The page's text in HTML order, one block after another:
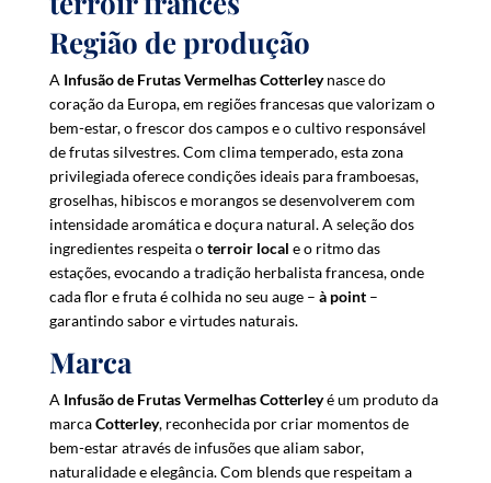
d
r
e
s
s
t
o
j
o
i
n
t
h
e
w
i
t
l
Região de produção
A Infusão de Frutas Vermelhas Cotterleynasce do
coração da Europa, em regiões francesas que valorizam o
bem-estar, o frescor dos campos e o cultivo responsável
de frutas silvestres. Com clima temperado, esta zona
privilegiada oferece condições ideais para framboesas,
groselhas, hibiscos e morangos se desenvolverem com
intensidade aromática e doçura natural. A seleção dos
ingredientes respeita oterroir local e o ritmo das
estações, evocando a tradição herbalista francesa, onde
cada flor e fruta é colhida no seu auge – à point–
garantindo sabor e virtudes naturais.
Marca
A Infusão de Frutas Vermelhas Cotterleyé um produto da
marcaCotterley, reconhecida por criar momentos de
bem-estar através de infusões que aliam sabor,
naturalidade e elegância. Com blends que respeitam a